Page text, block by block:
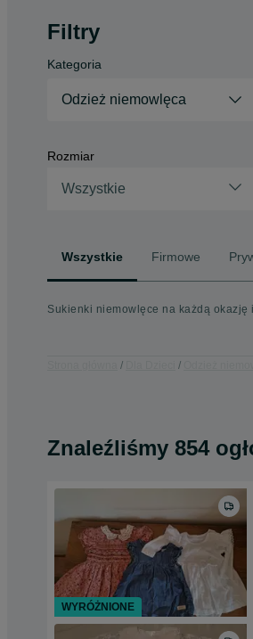
Filtry
Kategoria
Odzież niemowlęca
Rozmiar
Wszystkie
Wszystkie Firmowe
Sukienki niemowlęce na każdą okazję
Znaleźliśmy 854
WYRÓŻNIONE